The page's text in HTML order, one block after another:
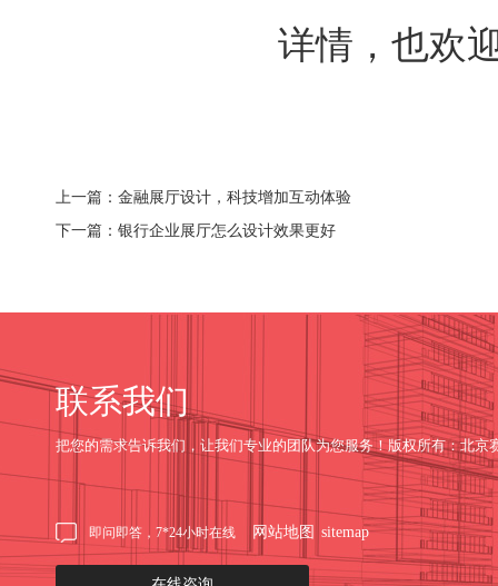
详情，也欢
上一篇：金融展厅设计，科技增加互动体验
下一篇：银行企业展厅怎么设计效果更好
联系我们
把您的需求告诉我们，让我们专业的团队为您服务！版权所有：北京
即问即答，7*24小时在线 网站地图 sitemap